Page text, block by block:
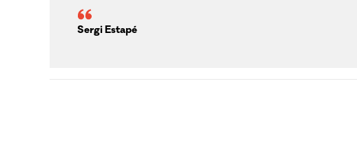
Sergi Estapé